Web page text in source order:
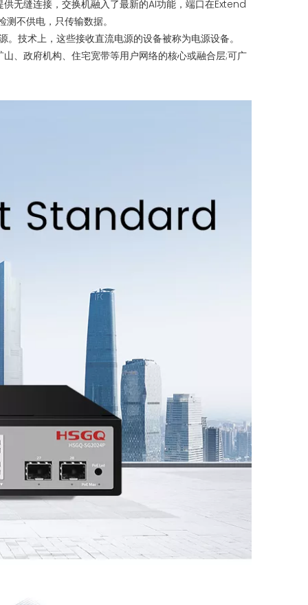
无缝连接，交换机融入了最新的AI功能，端口在Extend
不供电，只传输数据。
技术上，这些接收直流电源的设备被称为电源设备。
、政府机构、住宅宽带等用户网络的核心或融合层;可广